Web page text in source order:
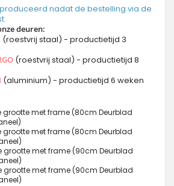
nadat de bestelling via de
deuren:
(roestvrij staal) - productietijd 3
(roestvrij staal) - productietijd 8
(aluminium) - productietijd 6 weken
grootte met frame (80cm Deurblad
grootte met frame (80cm Deurblad
grootte met frame (90cm Deurblad
grootte met frame (90cm Deurblad